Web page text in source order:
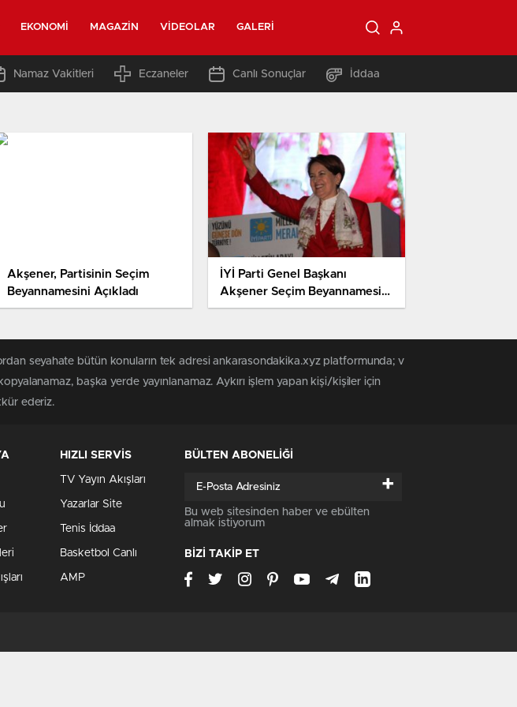
EKONOMI MAGAZIN VIDEOLAR GALERI
Namaz Vakitleri Eczaneler Canlı Sonuçlar İddaa
Akşener, Partisinin Seçim
Beyannamesini Açıkladı
İYİ Parti Genel Başkanı
Akşener Seçim Beyannamesini
Açıkladı: ‘TRT’yi Satacağız’
seyahate bütün konuların tek adresi ankarasondakika.xyz platformunda; v
başka yerde yayınlanamaz. Aykırı işlem yapan kişi/kişiler için
ederiz.
HIZLI SERVİS
TV Yayın Akışları
Yazarlar Site
Tenis İddaa
Basketbol Canlı
AMP
BÜLTEN ABONELİĞİ
+
Bu web sitesinden haber ve ebülten
almak istiyorum
BİZİ TAKİP ET